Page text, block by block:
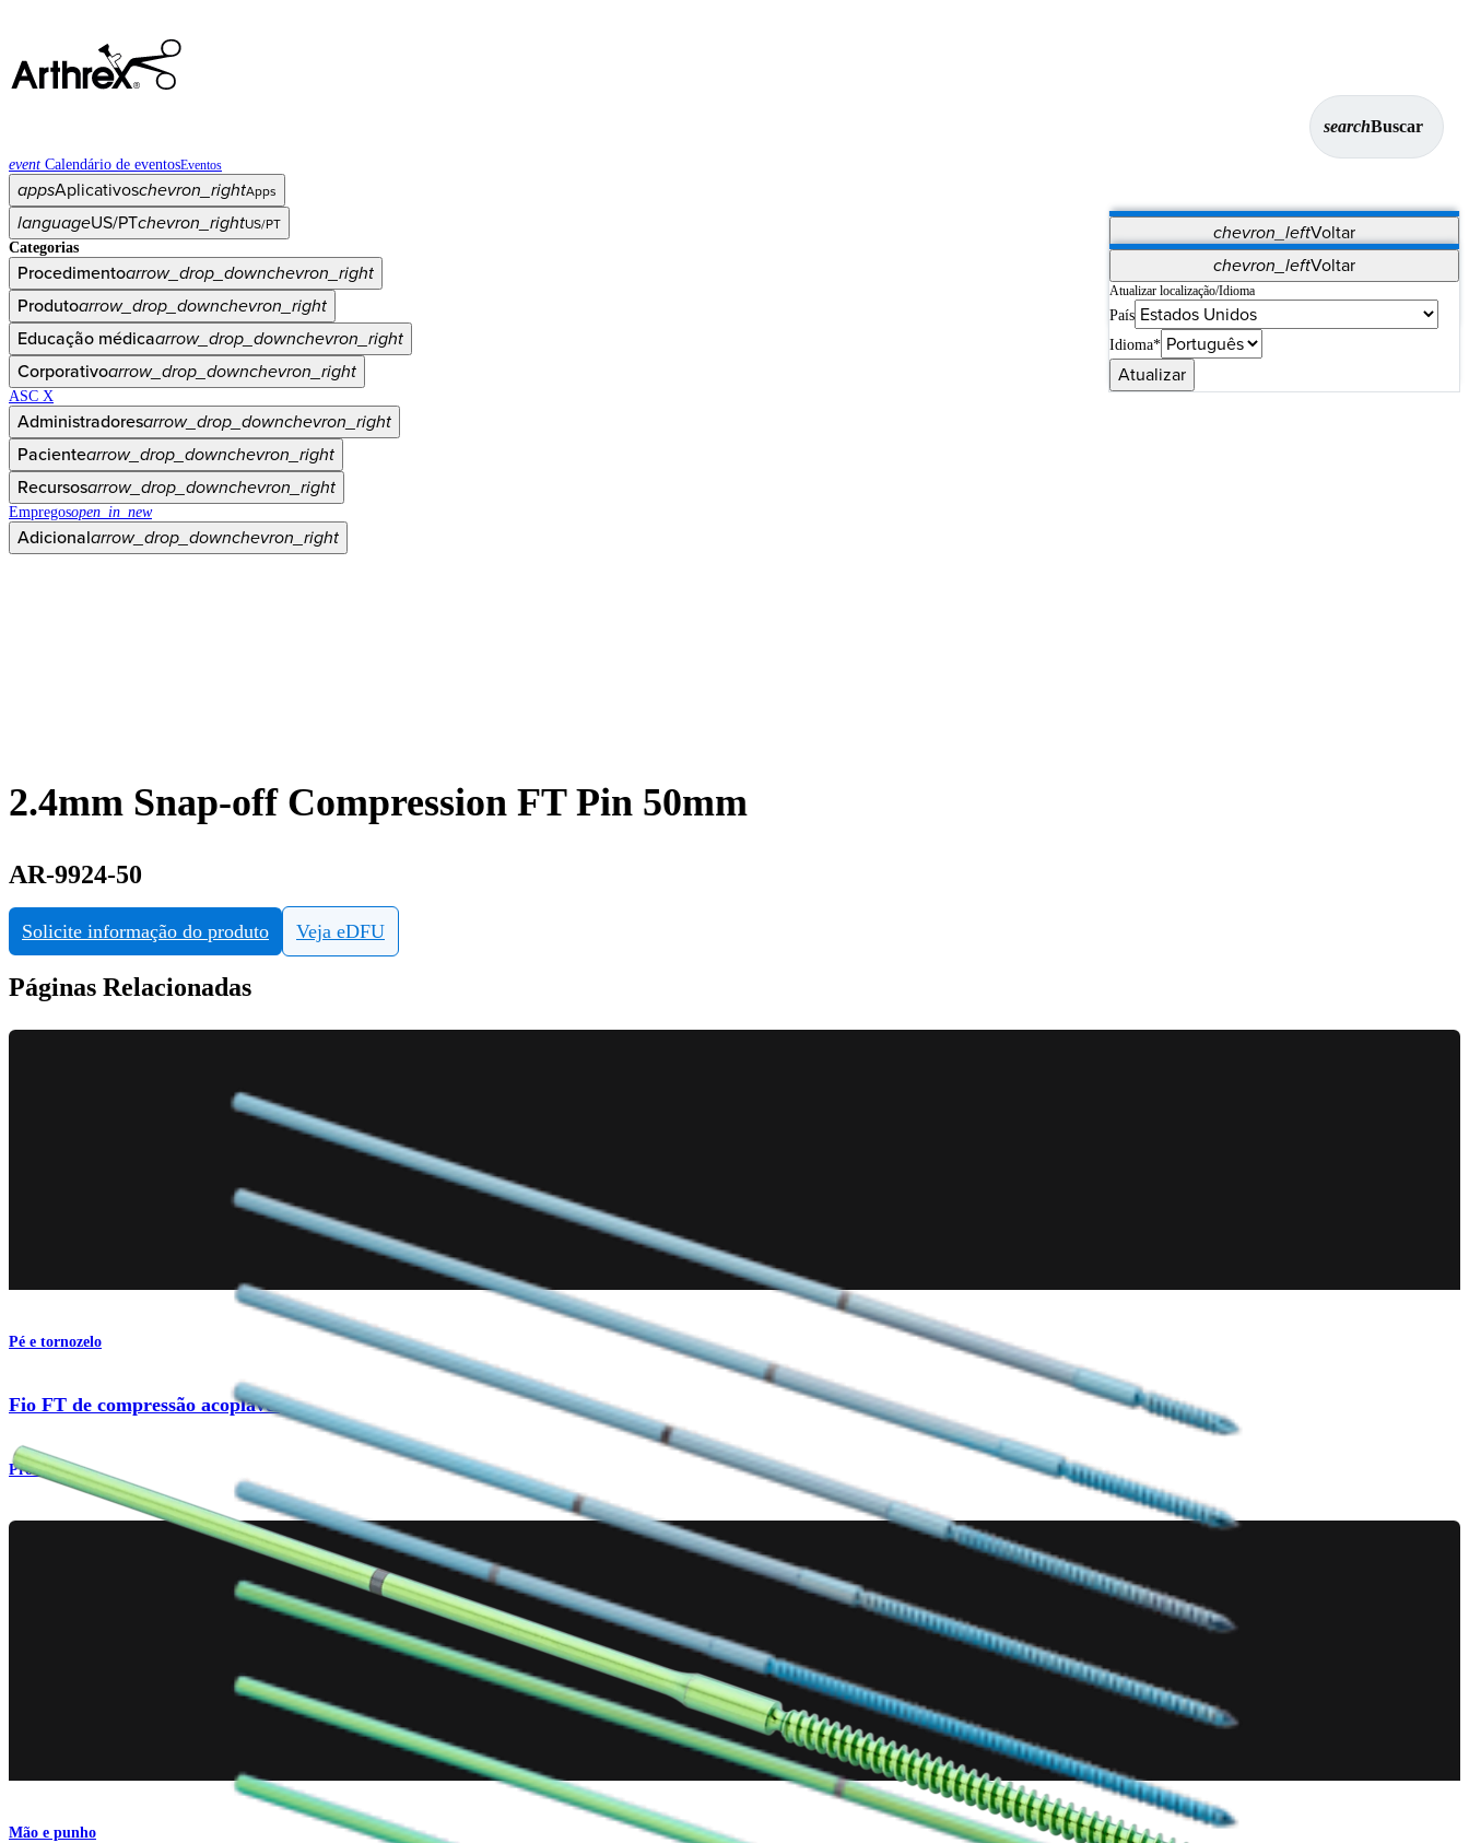
searchBuscar
event Calendário de eventosEventos
appsAplicativoschevron_rightApps
chevron_leftVoltar
Vet Systems OrthoPedia Patient
Supplier Portal
Synergy Imaging & Resection
languageUS/PTchevron_rightUS/PT
chevron_leftVoltar
Atualizar localização/Idioma
País
Idioma*
Atualizar
Categorias
Procedimentoarrow_drop_downchevron_right
Produtoarrow_drop_downchevron_right
Educação médicaarrow_drop_downchevron_right
Corporativoarrow_drop_downchevron_right
ASC X
Administradoresarrow_drop_downchevron_right
Pacientearrow_drop_downchevron_right
Recursosarrow_drop_downchevron_right
Empregosopen_in_new
Adicionalarrow_drop_downchevron_right
2.4mm Snap-off Compression FT Pin 50mm
AR-9924-50
Solicite informação do produto Veja eDFU
Páginas Relacionadas
Pé e tornozelo
Fio FT de compressão acoplável
Produto
Mão e punho